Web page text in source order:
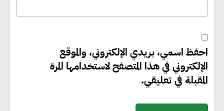
احفظ اسمي، بريدي الإلكتروني، والموقع
الإلكتروني في هذا المتصفح لاستخدامها المرة
المقبلة في تعليقي.تحالف عالمي يطلق حملة لتسريع
الاعتماد على الكهرباء المولدة من
مصادر الطاقة المتجددة بحلول